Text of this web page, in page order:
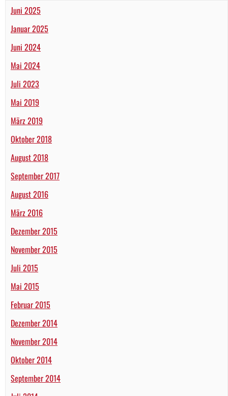
Juni 2025
Januar 2025
Juni 2024
Mai 2024
Juli 2023
Mai 2019
März 2019
Oktober 2018
August 2018
September 2017
August 2016
März 2016
Dezember 2015
November 2015
Juli 2015
Mai 2015
Februar 2015
Dezember 2014
November 2014
Oktober 2014
September 2014